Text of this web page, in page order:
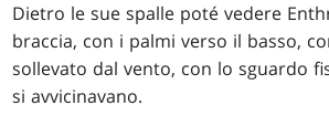
Dietro le sue spalle poté vedere
braccia, con i palmi verso il basso,
sollevato dal vento, con lo sguardo
si avvicinavano.